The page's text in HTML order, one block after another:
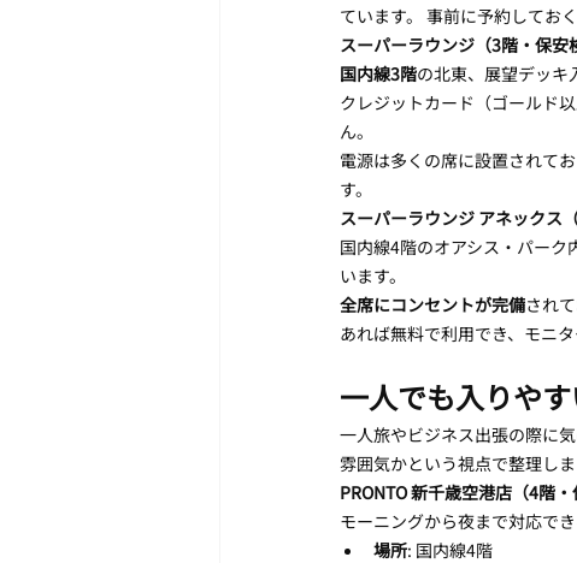
ています。 事前に予約してお
スーパーラウンジ（3階・保安
国内線3階の北東、展望デッキ
クレジットカード（ゴールド
ん。
電源は多くの席に設置されて
す。
スーパーラウンジ アネックス
国内線4階のオアシス・パー
います。
全席にコンセントが完備され
あれば無料で利用でき、モニ
一人でも入りや
一人旅やビジネス出張の際に
雰囲気かという視点で整理しま
PRONTO 新千歳空港店（4階・
モーニングから夜まで対応で
場所: 国内線4階